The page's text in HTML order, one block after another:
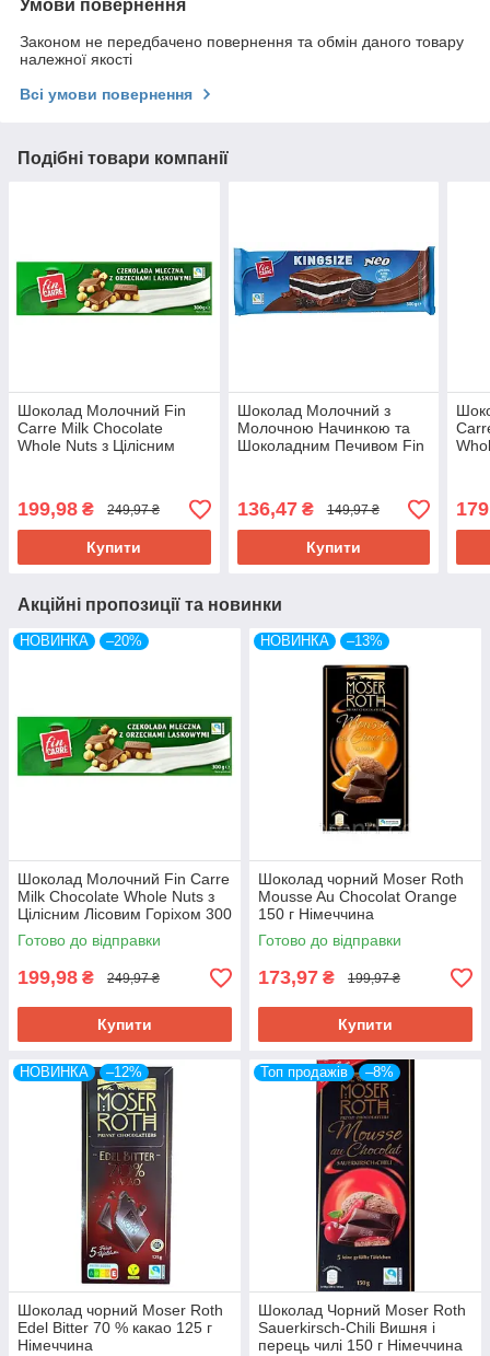
Умови повернення
Законом не передбачено повернення та обмін даного товару
належної якості
Всі умови повернення
Подібні товари компанії
Шоколад Молочний Fin
Carre Milk Chocolate
Whole Nuts з Цілісним
199,98 ₴ 249,97 ₴
Купити
Шоколад Молочний з
Молочною Начинкою та
Шоколадним Печивом Fin
Німеччина
136,47₴ 149,97 ₴
Купити
Акційні пропозиції та новинки
НОВИНКА –20%
Шоколад Молочний Fin Carre
Milk Chocolate Whole Nuts з
Цілісним Лісовим Горіхом 300
г Німеччина
Готово до відправки
199,98 ₴ 249,97 ₴
Купити
НОВИНКА –13%
Шоколад чорний Moser Roth
Mousse Au Chocolat Orange
150 г Німеччина
Готово до відправки
173,97 ₴ 199,97 ₴
Купити
НОВИНКА –12%
Шоколад чорний Moser Roth
Edel Bitter 70 % какао 125 г
Німеччина
Топ продажів –8%
Шоколад Чорний Moser Roth
Sauerkirsch-Chili Вишня і
перець чилі 150 г Німеччина